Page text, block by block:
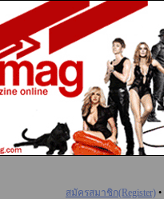
สมัครสมาชิก(Register) •